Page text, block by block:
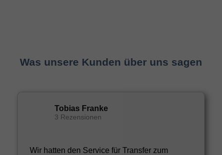
Was unsere Kunden über uns sagen
Tobias Franke
3 Rezensionen
Wir hatten den Service für Transfer zum